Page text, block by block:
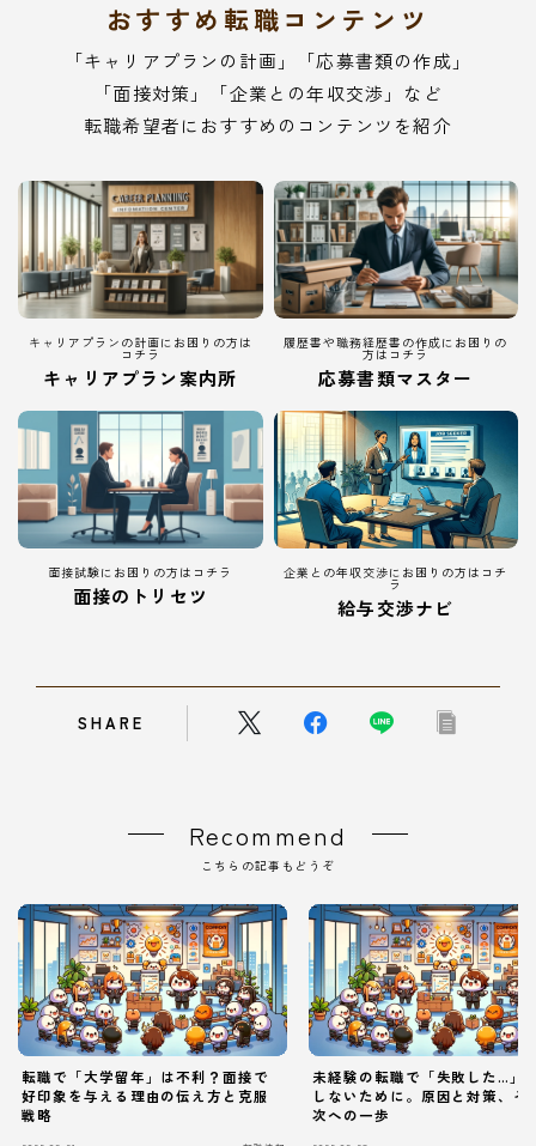
おすすめ転職コンテンツ
「キャリアプランの計画」「応募書類の作成」
「面接対策」「企業との年収交渉」など
転職希望者におすすめのコンテンツを紹介
キャリアプランの計画にお困りの方は
コチラ
キャリアプラン案内所
履歴書や職務経歴書の作成にお困りの
方はコチラ
応募書類マスター
面接試験にお困りの方はコチラ
面接のトリセツ
企業との年収交渉にお困りの方はコチ
ラ
給与交渉ナビ
SHARE
Recommend
こちらの記事もどうぞ
転職で「大学留年」は不利？面接で
好印象を与える理由の伝え方と克服
戦略
未経験の転職で「失敗した…」
しないために。原因と対策、そ
次への一歩